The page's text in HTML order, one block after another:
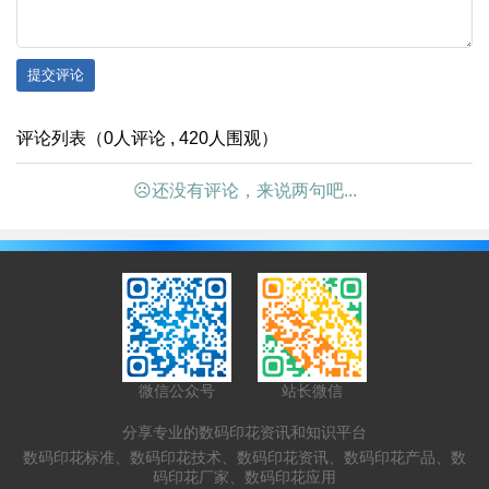
提交评论
评论列表（0人评论 , 420人围观）
☹还没有评论，来说两句吧...
微信公众号 站长微信
分享专业的数码印花资讯和知识平台
数码印花标准、数码印花技术、数码印花资讯、数码印花产品、数
码印花厂家、数码印花应用